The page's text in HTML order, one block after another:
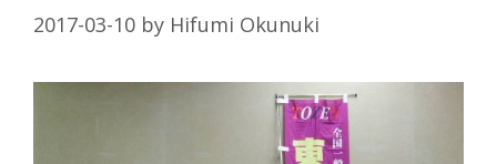
2017-03-10 by Hifumi Okunuki